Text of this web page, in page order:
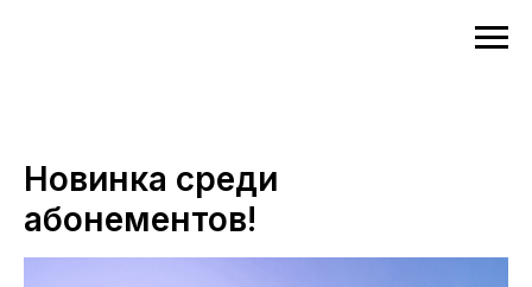
Новинка среди
абонементов!